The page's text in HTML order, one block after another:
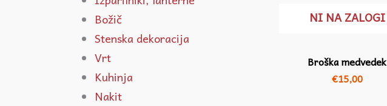
Božič
Stenska dekoracija
Vrt
Kuhinja
Nakit
NI NA ZALOGI
Broška medvedek
€15,00